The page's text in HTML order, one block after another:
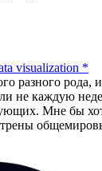
visualization *
разного рода,
не каждую
Мне бы